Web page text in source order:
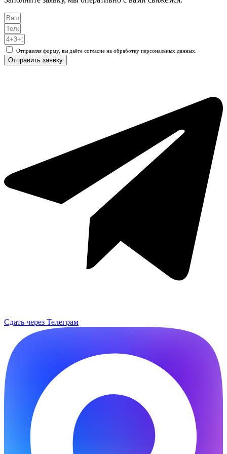
Отправляя форму, вы даёте согласие на обработку персональных данных.
Отправить заявку
Сдать через Телеграм